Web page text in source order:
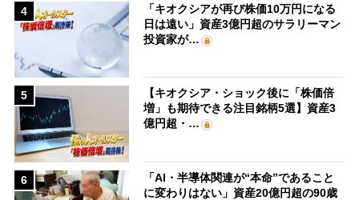
4
「キオクシアが再び株価10万円になる
日は遠い」資産3億円超のサラリーマン
投資家が…
5
【キオクシア・ショック後に「株価倍
増」も期待できる注目銘柄5選】資産3
億円超・…
6
「AI・半導体関連が“本命”であること
に変わりはない」資産20億円超の90歳